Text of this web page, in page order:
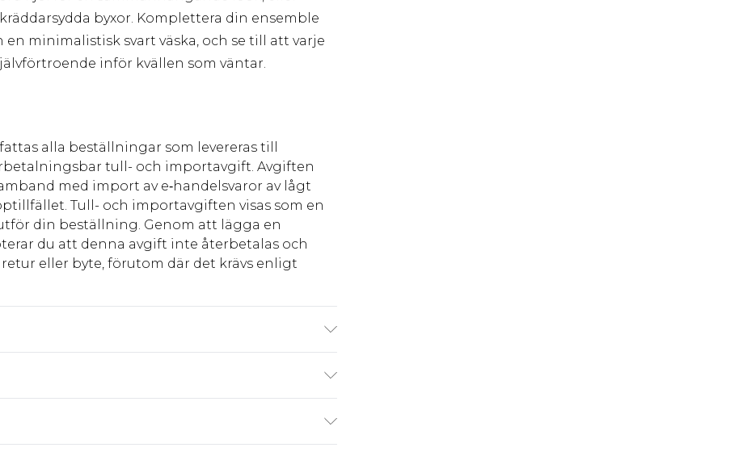
byxor. Komplettera din ensemble
minimalistisk svart väska, och se till att varje
inför kvällen som väntar.
alla beställningar som levereras till
tull- och importavgift. Avgiften
med import av e‑handelsvaror av lågt
Tull- och importavgiften visas som en
din beställning. Genom att lägga en
du att denna avgift inte återbetalas och
eller byte, förutom där det krävs enligt
kr80